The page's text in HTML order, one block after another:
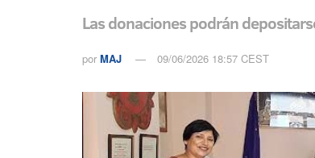
Las donaciones podrán
por MAJ 09/06/2026 18:57 CEST